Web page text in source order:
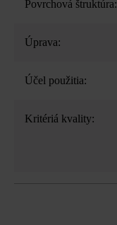
Povrchová štruktúra:
Úprava:
Účel použitia:
Kritériá kvality: